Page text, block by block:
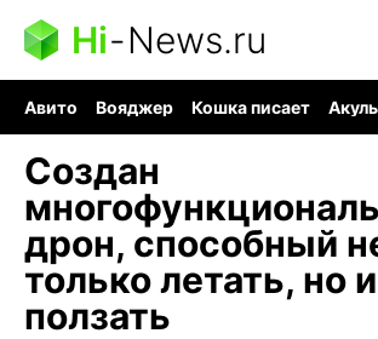
Hi-News.ru
Авито Вояджер Кошка писает
Создан
дрон, способный
только летать, но и
ползать